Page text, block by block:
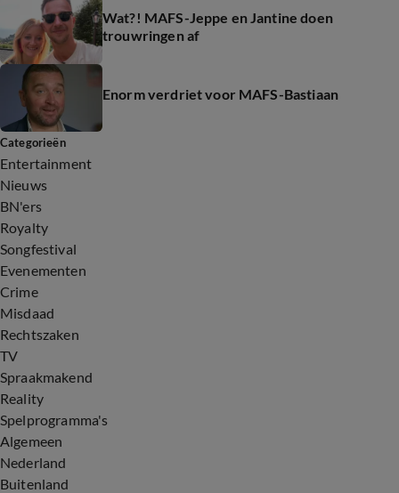
Wat?! MAFS-Jeppe en Jantine doen
trouwringen af
Enorm verdriet voor MAFS-Bastiaan
Categorieën
Entertainment
Nieuws
BN'ers
Royalty
Songfestival
Evenementen
Crime
Misdaad
Rechtszaken
TV
Spraakmakend
Reality
Spelprogramma's
Algemeen
Nederland
Buitenland